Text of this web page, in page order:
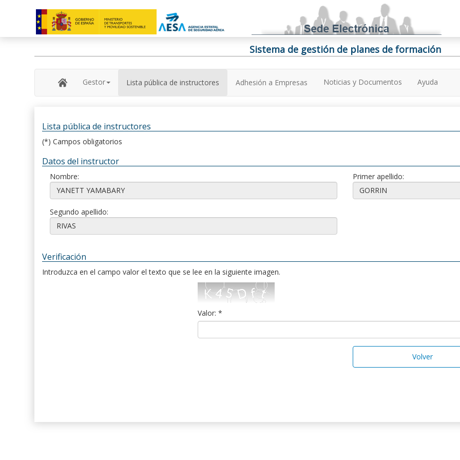
Sistema de gestión de planes de formación
Gestor Lista pública de instructores Adhesión a Empresas Noticias y Documentos Ayuda
Lista pública de instructores
(*) Campos obligatorios
Datos del instructor
Nombre: Primer apellido:
Segundo apellido:
Verificación
Introduzca en el campo valor el texto que se lee en la siguiente imagen.
Valor: *
Volver